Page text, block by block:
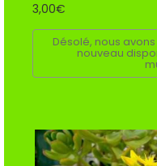
3,00€
Désolé, nous
nouveau